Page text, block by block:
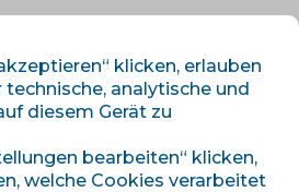
klicken, erlauben
technische, analytische und
diesem Gerät zu
bearbeiten“ klicken,
welche Cookies verarbeitet